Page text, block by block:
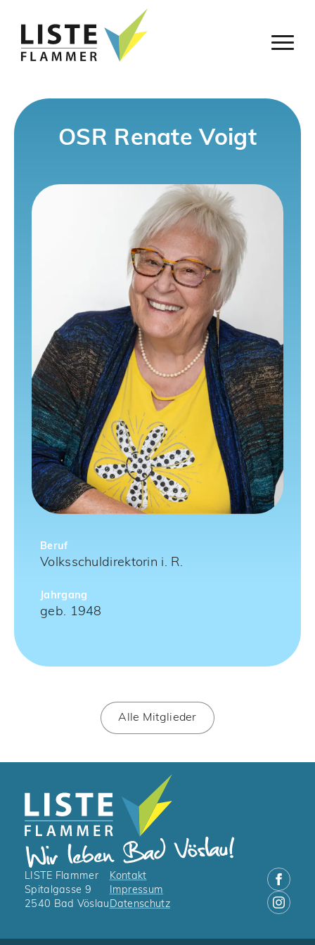
OSR Renate Voigt
Beruf
Volksschuldirektorin i. R.
Jahrgang
geb. 1948
Alle Mitglieder
LISTE Flammer
Spitalgasse 9
2540 Bad Vöslau
Kontakt
Impressum
Datenschutz